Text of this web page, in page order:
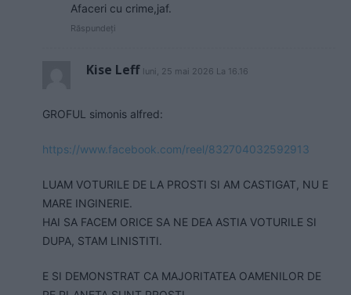
Afaceri cu crime,jaf.
Răspundeți
Kise Leff luni, 25 mai 2026 La 16.16
GROFUL simonis alfred:
https://www.facebook.com/reel/832704032592913
LUAM VOTURILE DE LA PROSTI SI AM CASTIGAT, NU E
MARE INGINERIE.
HAI SA FACEM ORICE SA NE DEA ASTIA VOTURILE SI
DUPA, STAM LINISTITI.
E SI DEMONSTRAT CA MAJORITATEA OAMENILOR DE